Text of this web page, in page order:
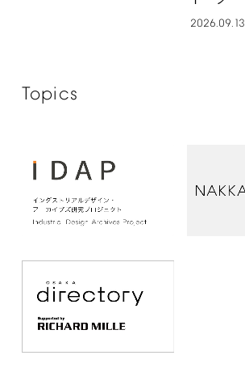
2026.09.13
Topics